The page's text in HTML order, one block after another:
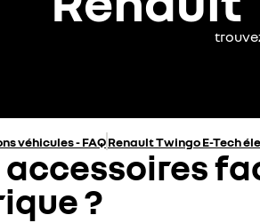
véhicules - FAQRenault Twingo E-Tech
accessoires
?